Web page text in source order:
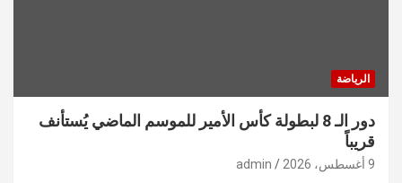
الرياضة
دور الـ 8 لبطولة كأس الأمير للموسم الماضي يُستأنف
قريباً
9 أغسطس، 2026 admin